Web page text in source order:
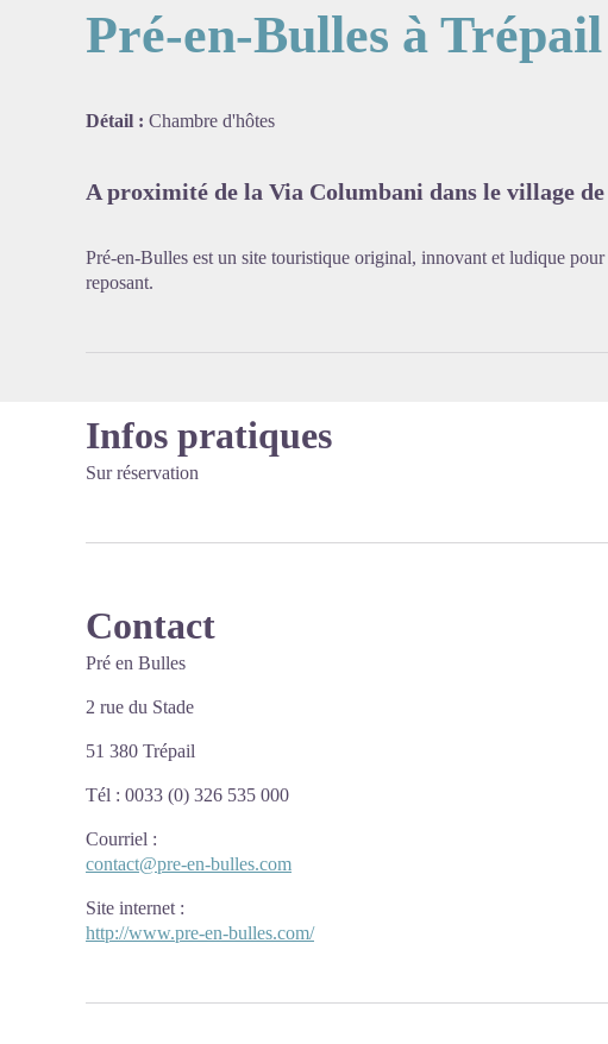
Pré-en-Bulles à Trépail
Détail : Chambre d'hôtes
A proximité de la Via Columbani dans le village
Pré-en-Bulles est un site touristique original, innovant et ludique
reposant.
Infos pratiques
Sur réservation
Contact
Pré en Bulles
2 rue du Stade
51 380 Trépail
Tél : 0033 (0) 326 535 000
Courriel :
contact@pre-en-bulles.com
Site internet :
http://www.pre-en-bulles.com/